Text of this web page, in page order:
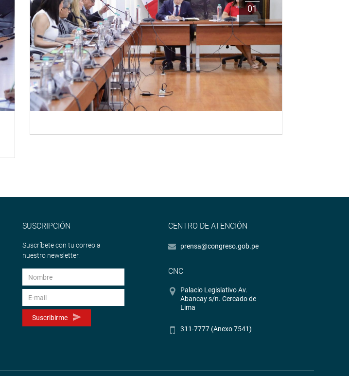
01
SUSCRIPCIÓN
Suscríbete con tu correo a
nuestro newsletter.
Suscribirme
CENTRO DE ATENCIÓN
prensa@congreso.gob.pe
CNC
Palacio Legislativo Av.
Abancay s/n. Cercado de
Lima
311-7777 (Anexo 7541)